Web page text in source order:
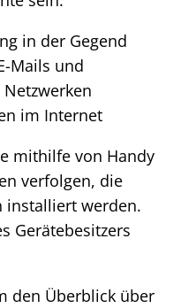
in der Gegend
Mails und
im Internet
mithilfe von Handy
verfolgen, die
installiert werden.
Gerätebesitzers
den Überblick über